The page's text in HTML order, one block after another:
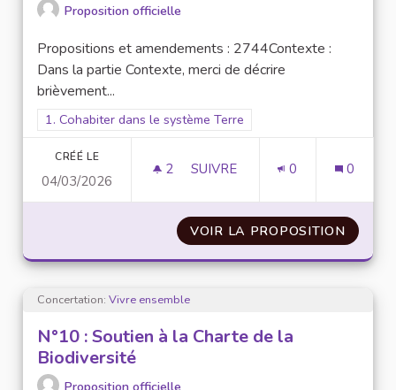
Proposition officielle
Propositions et amendements : 2744Contexte :
Dans la partie Contexte, merci de décrire
brièvement...
Filtrer les résultats pour le secteur : 1. Cohabiter dans le
1. Cohabiter dans le système Terre
CRÉÉ LE
04/03/2026
2 2 ABONNÉS
SUIVRE 0 0
VOIR LA PROPOSITION N°11
Concertation: Vivre ensemble
N°10 : Soutien à la Charte de la
Biodiversité
Proposition officielle